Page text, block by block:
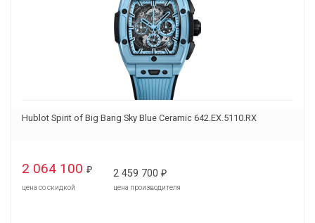
Hublot Spirit of Big Bang Sky Blue Ceramic 642.EX.5110.RX
2 064 100 ₽
цена со скидкой
2 459 700 ₽
цена производителя